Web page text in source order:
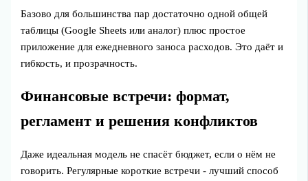
Базово для большинства пар достаточно одной общей
таблицы (Google Sheets или аналог) плюс простое
приложение для ежедневного заноса расходов. Это даёт и
гибкость, и прозрачность.
Финансовые встречи: формат,
регламент и решения конфликтов
Даже идеальная модель не спасёт бюджет, если о нём не
говорить. Регулярные короткие встречи - лучший способ